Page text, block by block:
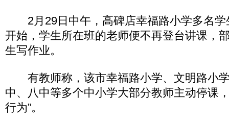
2月29日中午，高碑店幸福路小学多名学
开始，学生所在班的老师便不再登台讲课，
生写作业。
有教师称，该市幸福路小学、文明路小
中、八中等多个中小学大部分教师主动停课
行为”。